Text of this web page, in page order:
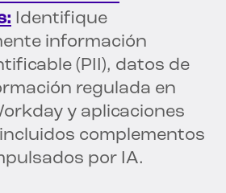
Identifique
información
(PII), datos de
regulada en
y aplicaciones
complementos
por IA.